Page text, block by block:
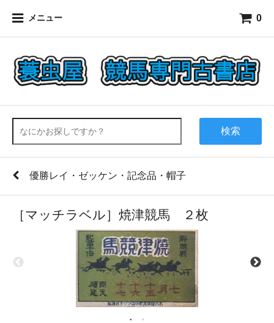
メニュー 0
検索
優勝レイ・ゼッケン・記念品・帽子
［マッチラベル］焼津競馬 ２枚